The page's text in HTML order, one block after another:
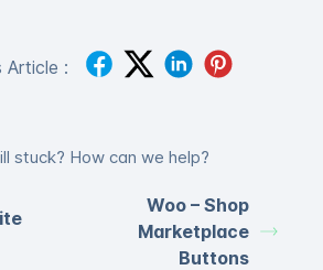
Article :
stuck? How can we help?
Woo – Shop
Marketplace
Buttons